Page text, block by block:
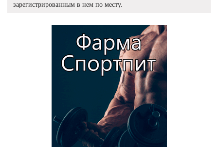
зарегистрированным в нем по месту.